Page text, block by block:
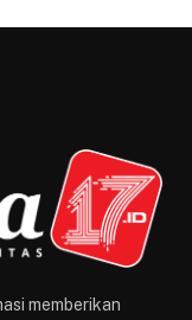
memberikan